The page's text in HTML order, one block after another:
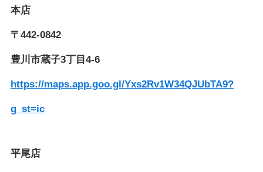
本店
〒442-0842
豊川市蔵子3丁目4-6
https://maps.app.goo.gl/Yxs2Rv1W34QJUbTA9?
g_st=ic
平尾店